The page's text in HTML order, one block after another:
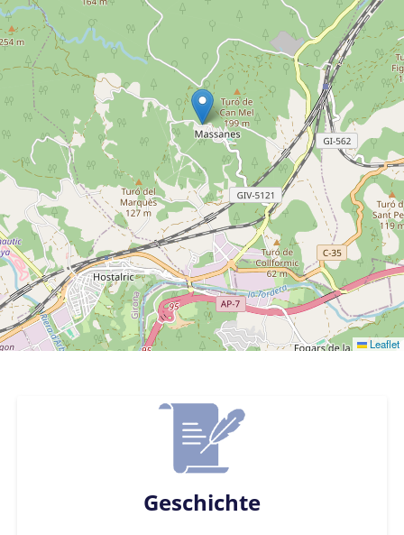
Leaflet
Geschichte